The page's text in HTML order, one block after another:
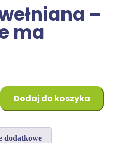
–
ma
Dodaj do koszyka
dodatkowe